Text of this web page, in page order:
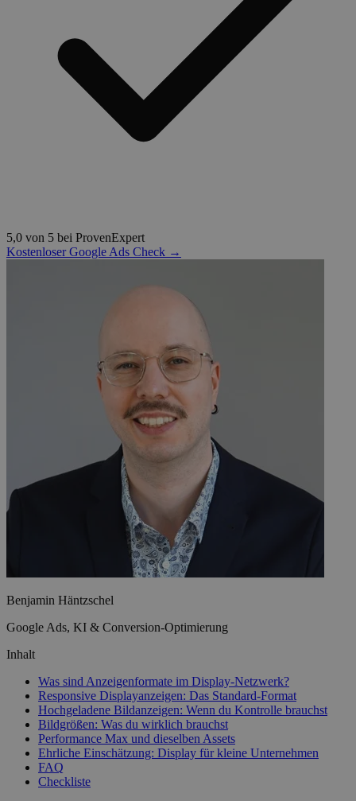
5,0 von 5 bei ProvenExpert
Kostenloser Google Ads Check →
Benjamin Häntzschel
Google Ads, KI & Conversion-Optimierung
Inhalt
Was sind Anzeigenformate im Display-Netzwerk?
Responsive Displayanzeigen: Das Standard-Format
Hochgeladene Bildanzeigen: Wenn du Kontrolle brauchst
Bildgrößen: Was du wirklich brauchst
Performance Max und dieselben Assets
Ehrliche Einschätzung: Display für kleine Unternehmen
FAQ
Checkliste